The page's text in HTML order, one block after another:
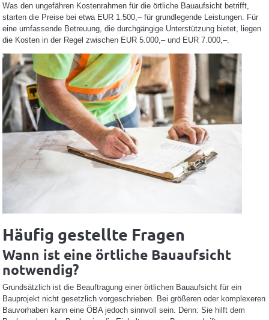
Was den ungefähren Kostenrahmen für die örtliche Bauaufsicht betrifft,
starten die Preise bei etwa EUR 1.500,– für grundlegende Leistungen. Für
eine umfassende Betreuung, die durchgängige Unterstützung bietet, liegen
die Kosten in der Regel zwischen EUR 5.000,– und EUR 7.000,–.
Häufig gestellte Fragen
Wann ist eine örtliche Bauaufsicht
notwendig?
Grundsätzlich ist die Beauftragung einer örtlichen Bauaufsicht für ein
Bauprojekt nicht gesetzlich vorgeschrieben. Bei größeren oder komplexeren
Bauvorhaben kann eine ÖBA jedoch sinnvoll sein. Denn: Sie hilft dem